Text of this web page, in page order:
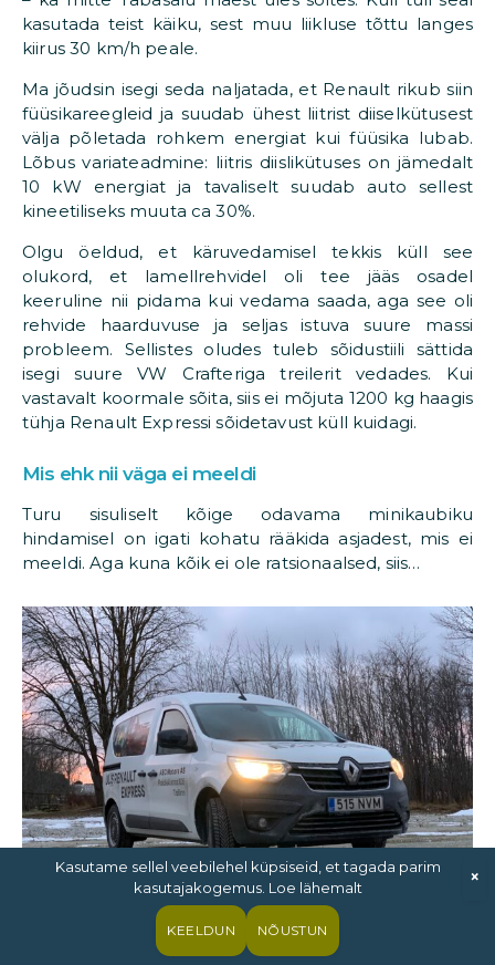
kasutada teist käiku, sest muu liikluse tõttu langes
kiirus 30 km/h peale.
Ma jõudsin isegi seda naljatada, et Renault rikub siin
füüsikareegleid ja suudab ühest liitrist diiselkütusest
välja põletada rohkem energiat kui füüsika lubab.
Lõbus variateadmine: liitris diislikütuses on jämedalt
10 kW energiat ja tavaliselt suudab auto sellest
kineetiliseks muuta ca 30%.
Olgu öeldud, et käruvedamisel tekkis küll see
olukord, et lamellrehvidel oli tee jääs osadel
keeruline nii pidama kui vedama saada, aga see oli
rehvide haarduvuse ja seljas istuva suure massi
probleem. Sellistes oludes tuleb sõidustiili sättida
isegi suure VW Crafteriga treilerit vedades. Kui
vastavalt koormale sõita, siis ei mõjuta 1200 kg haagis
tühja Renault Expressi sõidetavust küll kuidagi.
Mis ehk nii väga ei meeldi
Turu sisuliselt kõige odavama minikaubiku
hindamisel on igati kohatu rääkida asjadest, mis ei
meeldi. Aga kuna kõik ei ole ratsionaalsed, siis…
Kasutame sellel veebilehel küpsiseid, et tagada parim
kasutajakogemus. Loe lähemalt
KEELDUN NÕUSTUN
×